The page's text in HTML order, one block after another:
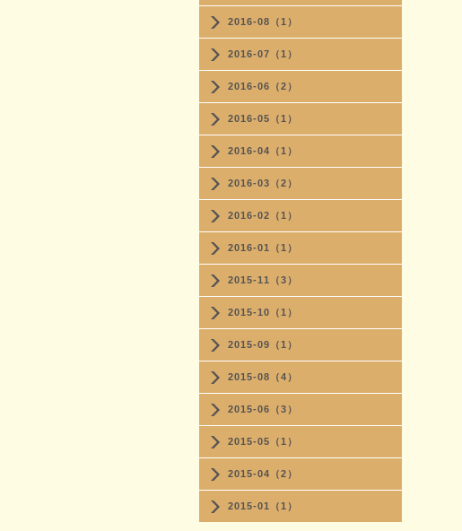
2016-08（1）
2016-07（1）
2016-06（2）
2016-05（1）
2016-04（1）
2016-03（2）
2016-02（1）
2016-01（1）
2015-11（3）
2015-10（1）
2015-09（1）
2015-08（4）
2015-06（3）
2015-05（1）
2015-04（2）
2015-01（1）